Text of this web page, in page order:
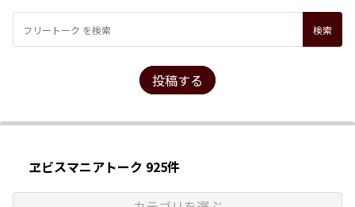
投稿する
ヱビスマニアトーク 925件